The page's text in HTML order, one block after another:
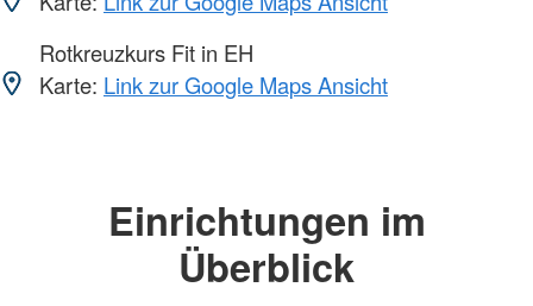
Rotkreuzkurs Fit in EH
Karte: Link zur Google Maps Ansicht
Einrichtungen im
Überblick